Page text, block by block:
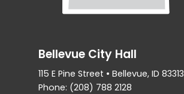
Bellevue City Hall
115 E Pine Street • Bellevue, ID 83313
Phone: (208) 788 2128